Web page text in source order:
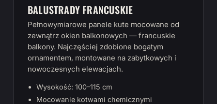
BALUSTRADY FRANCUSKIE
Pełnowymiarowe panele kute mocowane od
zewnątrz okien balkonowych — francuskie
balkony. Najczęściej zdobione bogatym
ornamentem, montowane na zabytkowych i
nowoczesnych elewacjach.
Wysokość: 100–115 cm
Mocowanie kotwami chemicznymi